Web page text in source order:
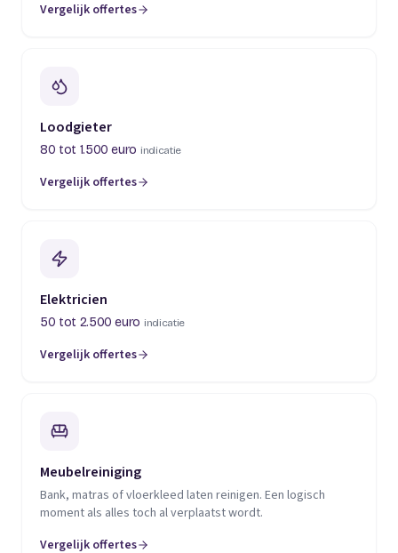
Vergelijk offertes
(opent in een nieuw tabblad)
Loodgieter
80 tot 1.500 euro indicatie
Vergelijk offertes
(opent in een nieuw tabblad)
Elektricien
50 tot 2.500 euro indicatie
Vergelijk offertes
(opent in een nieuw tabblad)
Meubelreiniging
Bank, matras of vloerkleed laten reinigen. Een logisch
moment als alles toch al verplaatst wordt.
Vergelijk offertes